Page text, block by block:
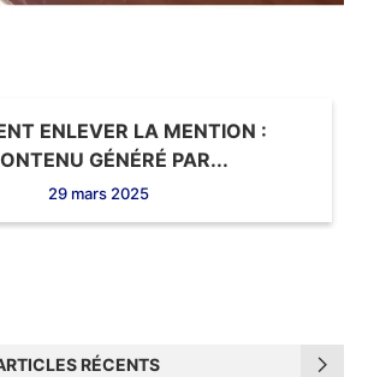
ENLEVER LA MENTION :
GÉNÉRÉ PAR...
29 mars 2025
RÉCENTS